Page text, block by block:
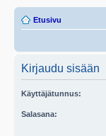
Etusivu
Kirjaudu sisään
Käyttäjätunnus:
Salasana: